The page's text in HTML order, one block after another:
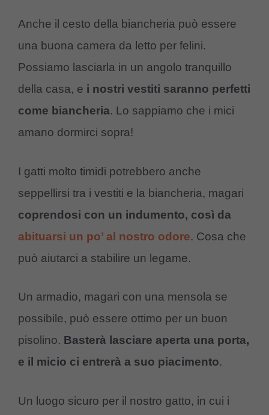
Anche il cesto della biancheria può essere
una buona camera da letto per felini.
Possiamo lasciarla in un angolo tranquillo
della casa, e i nostri vestiti saranno perfetti
come biancheria. Lo sappiamo che i mici
amano dormirci sopra!
I gatti molto timidi potrebbero anche
seppellirsi tra i vestiti e la biancheria, magari
coprendosi con un indumento, così da
abituarsi un po’ al nostro odore. Cosa che
può aiutarci a stabilire un legame.
Un armadio, magari con una mensola se
possibile, può essere ottimo per un buon
pisolino. Basterà lasciare aperta una porta,
e il micio ci entrerà a suo piacimento.
Un luogo sicuro per il nostro gatto, in cui i